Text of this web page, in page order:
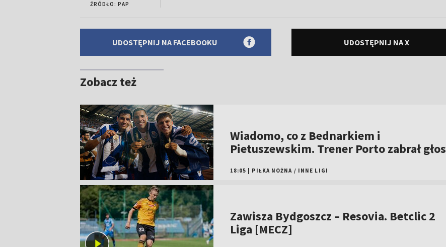
ŹRÓDŁO: PAP
UDOSTĘPNIJ NA FACEBOOKU UDOSTĘPNIJ NA X
Zobacz też
Wiadomo, co z Bednarkiem i
Pietuszewskim. Trener Porto zabrał głos
18:05 PIŁKA NOŻNA / INNE LIGI
Zawisza Bydgoszcz – Resovia. Betclic 2
Liga [MECZ]